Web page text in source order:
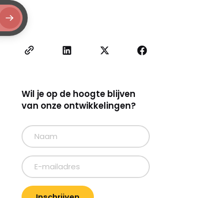
Wil je op de hoogte blijven
van onze ontwikkelingen?